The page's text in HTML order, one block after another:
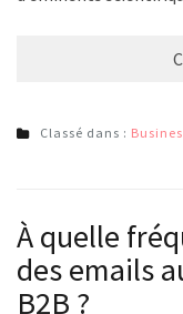
Classé dans :
À quelle
des emails
B2B ?